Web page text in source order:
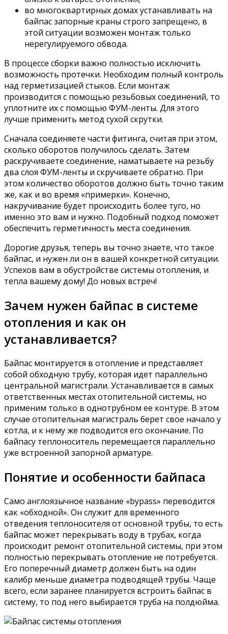
во многоквартирных домах устанавливать на
байпас запорные краны строго запрещено, в
этой ситуации возможен монтаж только
нерегулируемого обвода.
В процессе сборки важно полностью исключить
возможность протечки. Необходим полный контроль
над герметизацией стыков. Если монтаж
производится с помощью резьбовых соединений, то
уплотните их с помощью ФУМ-ленты. Для этого
лучше применить метод сухой скрутки.
Сначала соединяете части фитинга, считая при этом,
сколько оборотов получилось сделать. Затем
раскручиваете соединение, наматываете на резьбу
два слоя ФУМ-ленты и скручиваете обратно. При
этом количество оборотов должно быть точно таким
же, как и во время «примерки». Конечно,
накручивание будет происходить более туго, но
именно это вам и нужно. Подобный подход поможет
обеспечить герметичность места соединения.
Дорогие друзья, теперь вы точно знаете, что такое
байпас, и нужен ли он в вашей конкретной ситуации.
Успехов вам в обустройстве системы отопления, и
тепла вашему дому! До новых встреч!
Зачем нужен байпас в системе
отопления и как он
устанавливается?
Байпас монтируется в отопление и представляет
собой обходную трубу, которая идет параллельно
центральной магистрали. Устанавливается в самых
ответственных местах отопительной системы, но
применим только в однотрубном ее контуре. В этом
случае отопительная магистраль берет свое начало у
котла, и к нему же подводится его окончание. По
байпасу теплоноситель перемещается параллельно
уже встроенной запорной арматуре.
Понятие и особенности байпаса
Само англоязычное название «bypass» переводится
как «обходной». Он служит для временного
отведения теплоносителя от основной трубы, то есть
байпас может перекрывать воду в трубах, когда
происходит ремонт отопительной системы, при этом
полностью перекрывать отопление не потребуется.
Его поперечный диаметр должен быть на один
калибр меньше диаметра подводящей трубы. Чаще
всего, если заранее планируется встроить байпас в
систему, то под него выбирается труба на полдюйма.